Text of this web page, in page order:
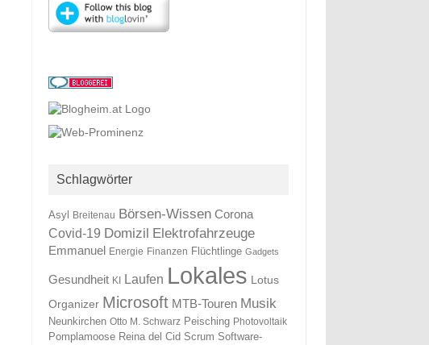
Schlagwörter
Asyl Breitenau Börsen-Wissen Corona
Covid-19 Domizil Elektrofahrzeuge
Emmanuel Energie Finanzen Flüchtlinge Gadgets
Gesundheit KI Laufen Lokales Lotus
Organizer Microsoft MTB-Touren Musik
Neunkirchen Otto M. Schwarz Peisching Photovoltaik
Pomplamoose Reina del Cid Scrum Software-